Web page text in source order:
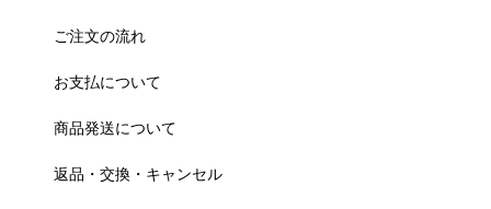
ご注文の流れ
お支払について
商品発送について
返品・交換・キャンセル